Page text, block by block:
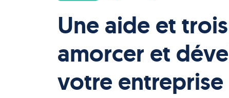
Une aide et
amorcer et
votre entreprise